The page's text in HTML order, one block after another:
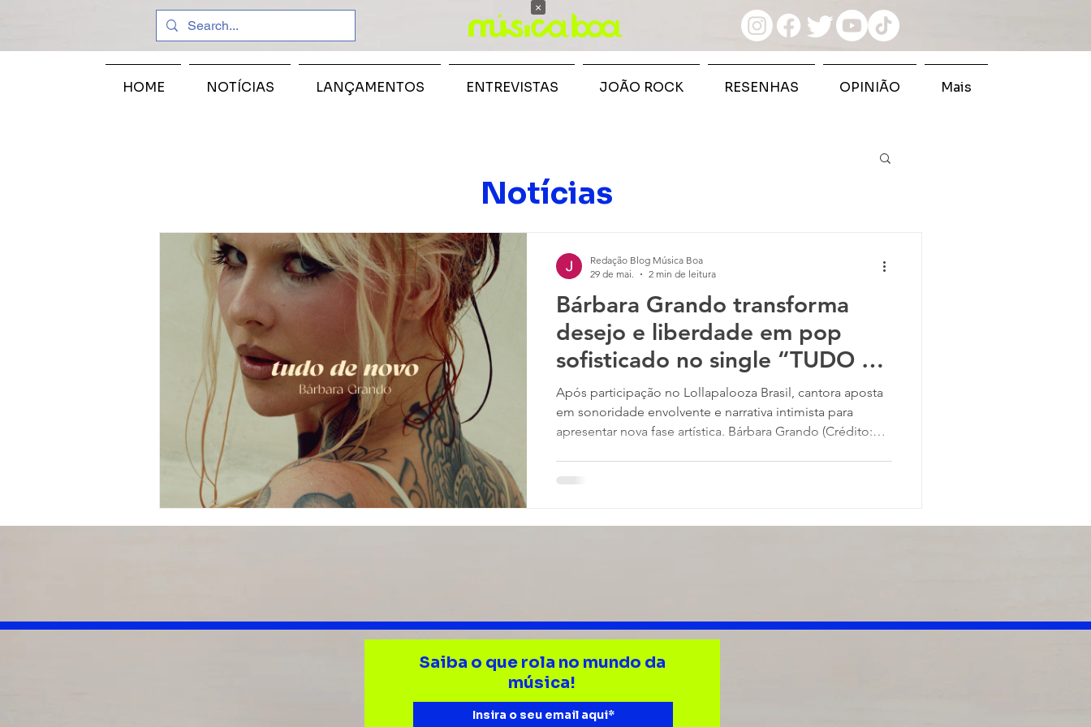
Bárbara Grando transforma
desejo e liberdade em pop
sofisticado no single “TUDO DE
NOVO”
Após participação no Lollapalooza Brasil, cantora aposta
em sonoridade envolvente e narrativa intimista para
apresentar nova fase artística. Bárbara Grando (Crédito:
uma nova fase em sua trajetória. Após participar do
Perry's, a artista retorna com uma faixa que combina pop
Redação Blog Música Boa
29 de mai.
2 min de leitura
Notícias
HOME NOTÍCIAS LANÇAMENTOS ENTREVISTAS JOÃO ROCK RESENHAS OPINIÃO Mais
Saiba o que rola no mundo da
música!
×